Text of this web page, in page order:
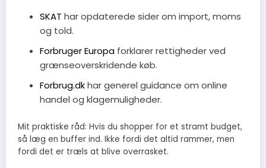
SKAT har opdaterede sider om import, moms
og told.
Forbruger Europaforklarer rettigheder ved
grænseoverskridende køb.
Forbrug.dkhar generel guidance om online
handel og klagemuligheder.
Mit praktiske råd: Hvis du shopper for et stramt budget,
så læg en buffer ind. Ikke fordi det altid rammer, men
fordi det er træls at blive overrasket.